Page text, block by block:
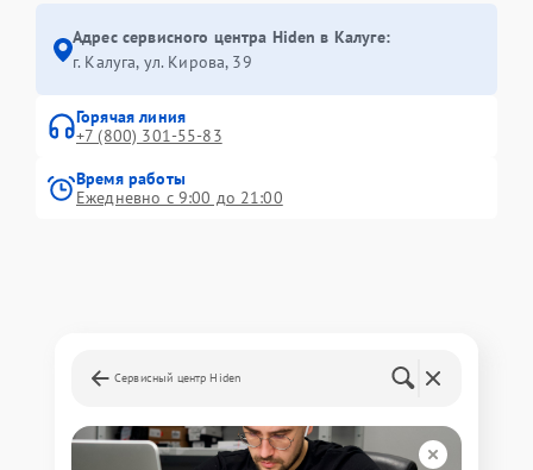
Адрес сервисного центра Hiden в Калуге:
г. Калуга, ул. Кирова, 39
Горячая линия
+7 (800) 301-55-83
Время работы
Ежедневно с 9:00 до 21:00
Сервисный центр Hiden